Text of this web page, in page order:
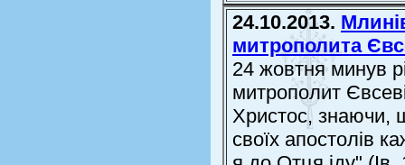
24.10.2013.
митрополита
24 жовтня минув
митрополит
Христос, знаючи,
своїх апостолів